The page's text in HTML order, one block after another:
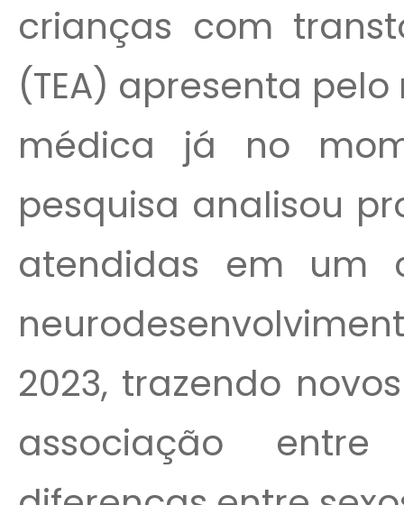
crianças com
(TEA) apresenta
médica já no
pesquisa analisou
atendidas em um
2023, trazendo
associação